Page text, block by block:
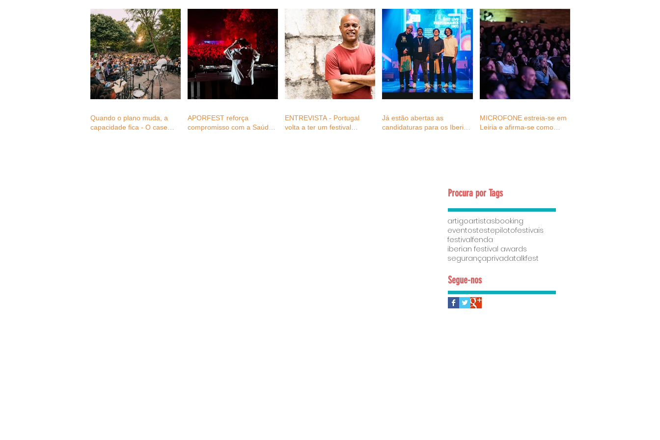
Quando o plano muda, a
capacidade fica - O case
APORFEST reforça
compromisso com a Saúde
ENTREVISTA - Portugal
volta a ter um festival
Já estão abertas as
candidaturas para os Iberian
MICROFONE estreia-se em
Leiria e afirma-se como
Procura por Tags
artigoartistasbooking
eventostestepilotofestivais
festivalfenda
iberian festival awards
segurançaprivadatalkfest
Segue-nos